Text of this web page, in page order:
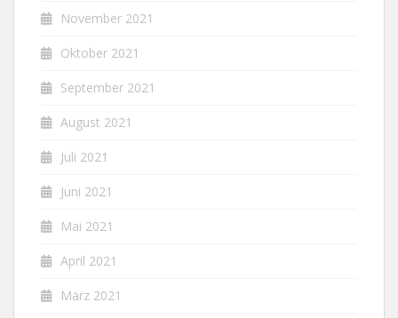
November 2021
Oktober 2021
September 2021
August 2021
Juli 2021
Juni 2021
Mai 2021
April 2021
März 2021